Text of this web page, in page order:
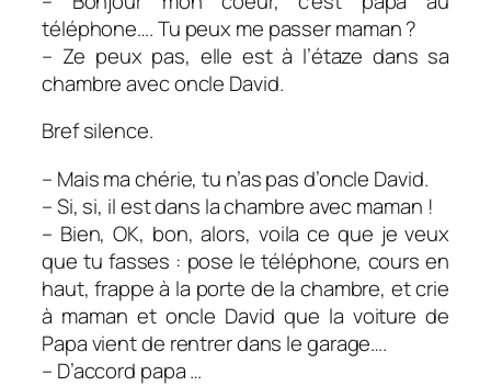
téléphone…. Tu peux me passer maman ?
– Ze peux pas, elle est à l’étaze dans sa
chambre avec oncle David.
Bref silence.
– Mais ma chérie, tu n’as pas d’oncle David.
– Si, si, il est dans la chambre avec maman !
– Bien, OK, bon, alors, voila ce que je veux
que tu fasses : pose le téléphone, cours en
haut, frappe à la porte de la chambre, et crie
à maman et oncle David que la voiture de
Papa vient de rentrer dans le garage….
– D’accord papa …